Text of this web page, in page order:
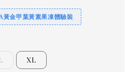
黃金甲葉黃素果凍體驗裝
XL